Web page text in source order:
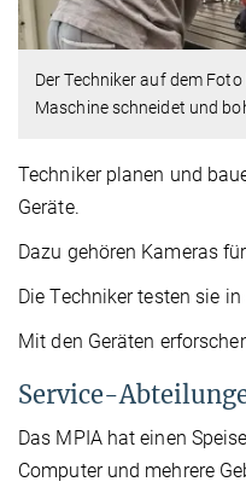
Der Techniker auf dem
Maschine schneidet und
Techniker planen und
Geräte.
Dazu gehören Kameras
Die Techniker testen sie
Mit den Geräten
Service-
Das MPIA hat einen
Computer und mehrere